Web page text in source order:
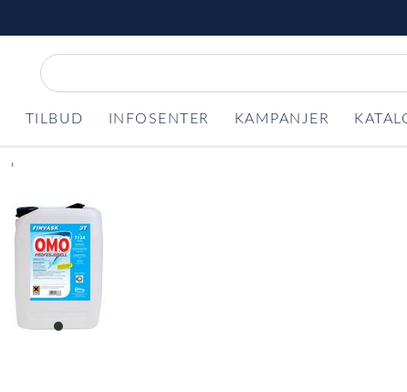
TILBUD INFOSENTER KAMPANJER
item